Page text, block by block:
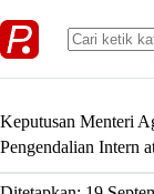
to
content
Keputusan Menteri
Pengendalian Intern